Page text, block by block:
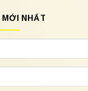
MỚI NHẤT